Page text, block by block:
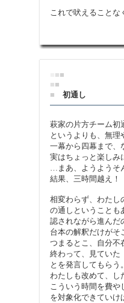
これで吠えること
■■
■■
■
初通し
萩家の片方チーム初
というよりも、無理
一幕から四幕まで、
実はちょっと楽し
…まあ、ようようそ
結果、三時間越え！
相変わらず、わたし
の通しということも
認されながら進んだ
台本の解釈だけがそ
つまるとこ、自分不
終わって、見ていた
とを発言してもらう
わたしも改めて、し
こういう時間を費や
を対象化できていけ